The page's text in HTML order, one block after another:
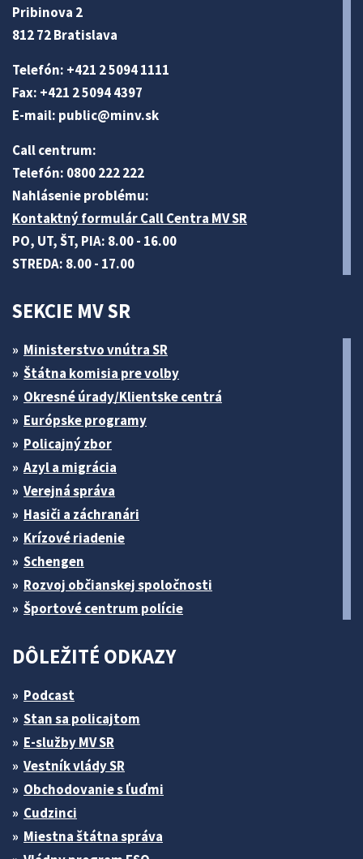
Pribinova 2
812 72 Bratislava
Telefón: +421 2 5094 1111
Fax: +421 2 5094 4397
E-mail: public@minv.sk
Call centrum:
Telefón: 0800 222 222
Nahlásenie problému:
Kontaktný formulár Call Centra MV SR
PO, UT, ŠT, PIA: 8.00 - 16.00
STREDA: 8.00 - 17.00
SEKCIE MV SR
Ministerstvo vnútra SR
Štátna komisia pre volby
Okresné úrady/Klientske centrá
Európske programy
Policajný zbor
Azyl a migrácia
Verejná správa
Hasiči a záchranári
Krízové riadenie
Schengen
Rozvoj občianskej spoločnosti
Športové centrum polície
DÔLEŽITÉ ODKAZY
Podcast
Stan sa policajtom
E-služby MV SR
Vestník vlády SR
Obchodovanie s ľuďmi
Cudzinci
Miestna štátna správa